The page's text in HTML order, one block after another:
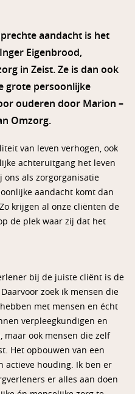
aandacht is het
Eigenbrood,
in Zeist. Ze is dan ook
grote persoonlijke
ouderen door Marion –
Omzorg.
van leven verhogen, ook
achteruitgang het leven
ons als zorgorganisatie
aandacht komt dan
krijgen al onze cliënten de
de plek waar zij dat het
bij de juiste cliënt is de
zoek ik mensen die
met mensen en écht
verpleegkundigen en
maar ook mensen die zelf
Het opbouwen van een
actieve houding. Ik ben er
er alles aan doen